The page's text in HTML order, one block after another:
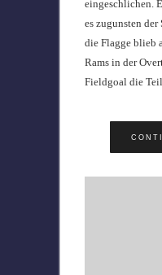
eingeschlichen.
es zugunsten der
die Flagge blieb
Rams in der
Fieldgoal die